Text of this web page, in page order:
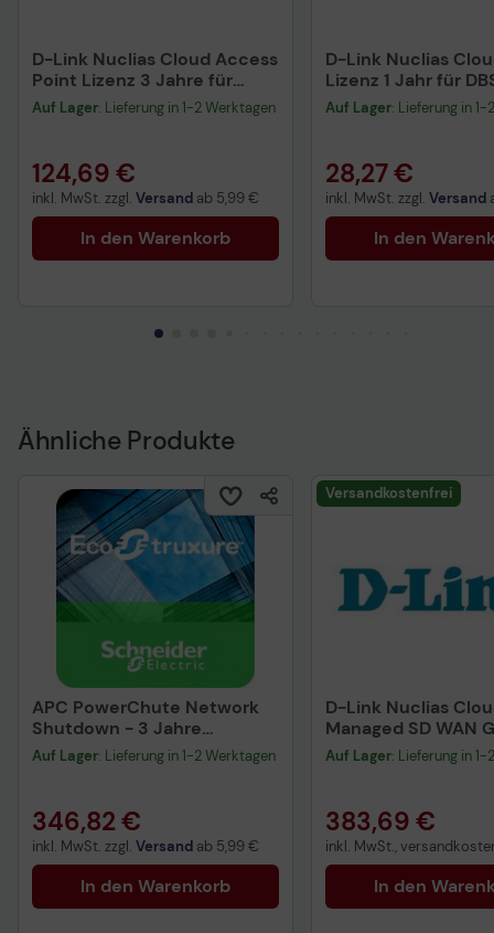
D-Link Nuclias Cloud Access
Point Lizenz 3 Jahre für
DBA-Serie
Auf Lager: Lieferung in 1-2 Werktagen
124,69 €
inkl. MwSt. zzgl. Versand ab 5,99 €
In den Warenkorb
D-Link Nuclias
Lizenz 1 Jahr für
Auf Lager: Lieferung in
28,27 €
inkl. MwSt. zzgl. Versand
In den
Ähnliche Produkte
APC PowerChute Network
Shutdown - 3 Jahre
Abonnement-Lizenz
Auf Lager: Lieferung in 1-2 Werktagen
346,82 €
inkl. MwSt. zzgl. Versand ab 5,99 €
In den Warenkorb
Versandkostenfrei
D-Link Nuclias
Managed SD WAN
Lizenz 5 Jahre für
Auf Lager: Lieferung in
383,69 €
inkl. MwSt.,
In den